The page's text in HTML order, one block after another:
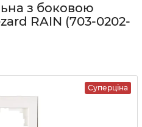
з боковою
RAIN (703-0202-
Суперціна